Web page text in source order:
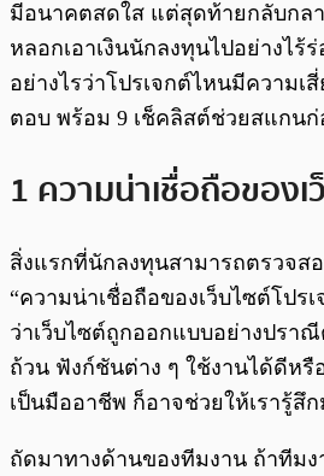
มีอนาคตสดใส แต่สุดท้ายกลับกล
หลอกเอาเงินนักลงทุนไปอย่างไร้
อย่างไรว่าโปรเจกต์ไหนมีความเ
ตอบ พร้อม 9 เช็คลิสต์ช่วยสแกน
1 ความน่าเชื่อถือของ
สิ่งแรกที่นักลงทุนสามารถตรวจส
“ความน่าเชื่อถือของเว็บไซต์โปร
ว่าเว็บไซต์ถูกออกแบบอย่างปรา
ถ้วน ฟังก์ชันต่าง ๆ ใช้งานได้ดีหรื
เป็นมืออาชีพ ก็อาจช่วยให้เรารู้สึ
ถัดมาทางด้านของทีมงาน ถ้าทีม